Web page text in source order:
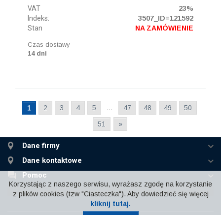
VAT
23%
Indeks:
3507_ID=121592
Stan
NA ZAMÓWIENIE
Czas dostawy
14 dni
1 2 3 4 5 … 47 48 49 50
51 »
Dane firmy
Dane kontaktowe
Pomoc
Korzystając z naszego serwisu, wyrażasz zgodę na korzystanie
z plików cookies (tzw "Ciasteczka"). Aby dowiedzieć się więcej
kliknij tutaj.